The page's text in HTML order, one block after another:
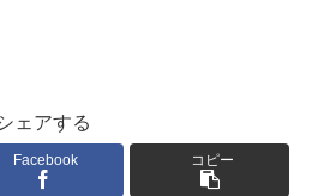
ェアする
Facebook コピー